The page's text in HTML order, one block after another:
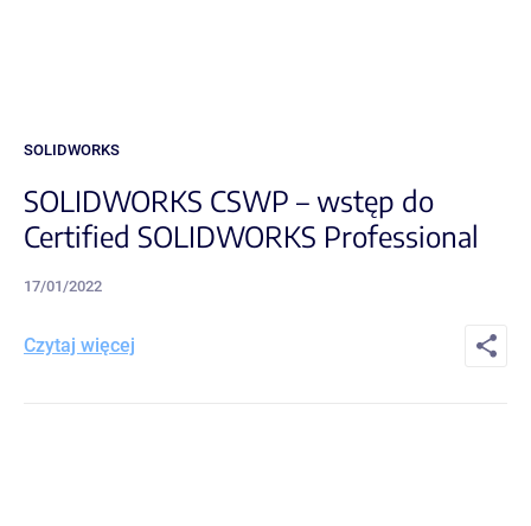
SOLIDWORKS
SOLIDWORKS CSWP – wstęp do
Certified SOLIDWORKS Professional
17/01/2022
Czytaj więcej